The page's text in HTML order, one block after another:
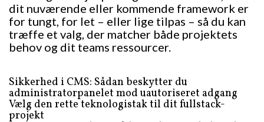
dit nuværende eller kommende framework er
for tungt, for let – eller lige tilpas – så du kan
træffe et valg, der matcher både projektets
behov og dit teams ressourcer.
Sikkerhed i CMS: Sådan beskytter du
administratorpanelet mod uautoriseret adgang
Vælg den rette teknologistak til dit fullstack-
projekt